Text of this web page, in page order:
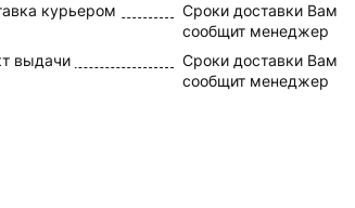
курьером
Сроки доставки Вам
сообщит менеджер
выдачи
Сроки доставки Вам
сообщит менеджер